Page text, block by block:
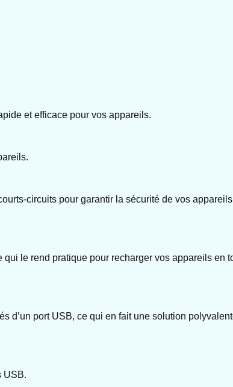
et efficace pour vos appareils.
circuits pour garantir la sécurité de vos
le rend pratique pour recharger vos appareils en
d’un port USB, ce qui en fait une solution
USB.